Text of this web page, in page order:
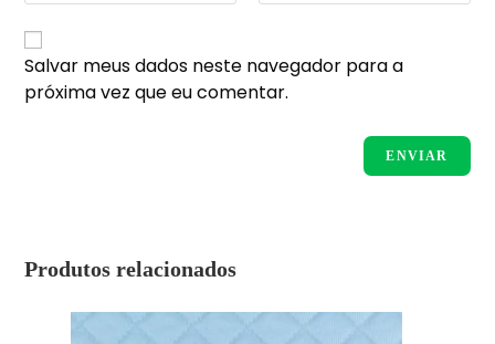
Salvar meus dados neste navegador para a
próxima vez que eu comentar.
Produtos relacionados